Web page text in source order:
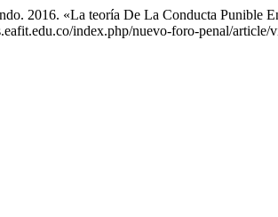
2016. «La teoría De La Conducta Punible
index.php/nuevo-foro-penal/article/